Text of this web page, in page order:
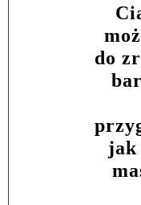
do
jak